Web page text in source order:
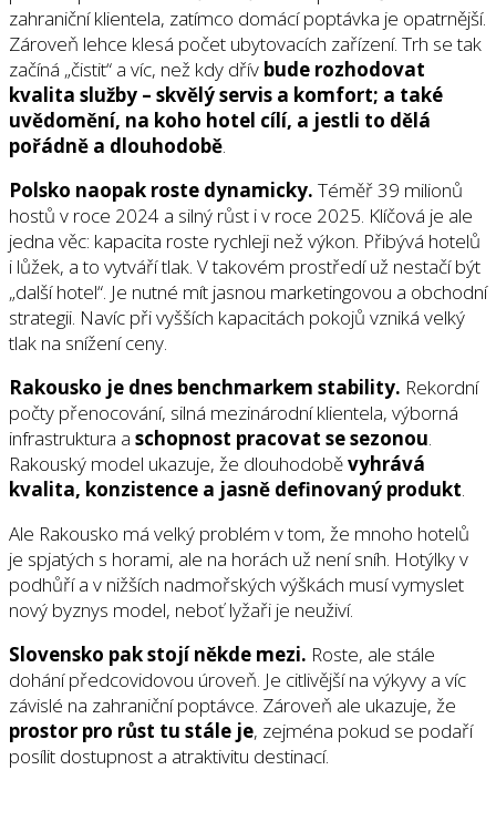
zahraniční klientela, zatímco domácí poptávka je opatrnější.
Zároveň lehce klesá počet ubytovacích zařízení. Trh se tak
začíná „čistit“ a víc, než kdy dřív bude rozhodovat
kvalita služby – skvělý servis a komfort; a také
uvědomění, na koho hotel cílí, a jestli to dělá
pořádně a dlouhodobě.
Polsko naopak roste dynamicky. Téměř 39 milionů
hostů v roce 2024 a silný růst i v roce 2025. Klíčová je ale
jedna věc: kapacita roste rychleji než výkon. Přibývá hotelů
i lůžek, a to vytváří tlak. V takovém prostředí už nestačí být
„další hotel“. Je nutné mít jasnou marketingovou a obchodní
strategii. Navíc při vyšších kapacitách pokojů vzniká velký
tlak na snížení ceny.
Rakousko je dnes benchmarkem stability. Rekordní
počty přenocování, silná mezinárodní klientela, výborná
infrastruktura a schopnost pracovat se sezonou.
Rakouský model ukazuje, že dlouhodoběvyhrává
kvalita, konzistence a jasně definovaný produkt.
Ale Rakousko má velký problém v tom, že mnoho hotelů
je spjatých s horami, ale na horách už není sníh. Hotýlky v
podhůří a v nižších nadmořských výškách musí vymyslet
nový byznys model, neboť lyžaři je neuživí.
Slovensko pak stojí někde mezi. Roste, ale stále
dohání předcovidovou úroveň. Je citlivější na výkyvy a víc
závislé na zahraniční poptávce. Zároveň ale ukazuje, že
prostor pro růst tu stále je, zejména pokud se podaří
posílit dostupnost a atraktivitu destinací.